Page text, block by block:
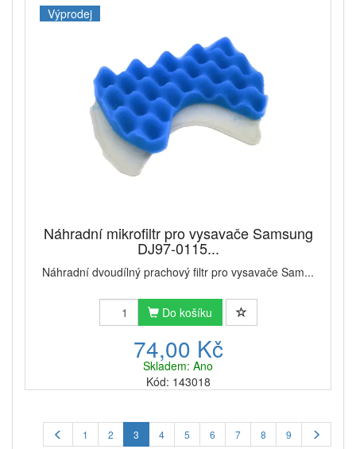
Výprodej
Náhradní mikrofiltr pro vysavače Samsung
DJ97-0115...
Náhradní dvoudílný prachový filtr pro vysavače Sam...
Do košíku
74,00 Kč
Skladem: Ano
Kód: 143018
1 2 3 4 5 6 7 8 9